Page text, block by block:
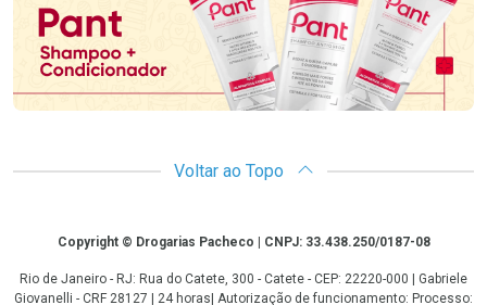
Voltar ao Topo
CopyrightCopyright © Drogarias Pacheco | CNPJ: 33.438.250/0187-08
Rio de Janeiro - RJ: Rua do Catete, 300 - Catete - CEP: 22220-000 | Gabriele
Giovanelli - CRF 28127 | 24 horas| Autorização de funcionamento: Processo: